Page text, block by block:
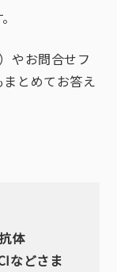
やお問合せフ
とめてお答え
体
などさま